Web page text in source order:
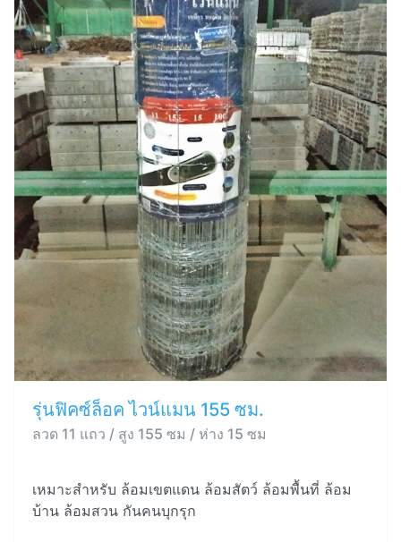
รุ่นฟิคซ์ล็อค ไวน์แมน 155 ซม.
ลวด 11 แถว / สูง 155 ซม / ห่าง 15 ซม
เหมาะสำหรับ ล้อมเขตแดน ล้อมสัตว์ ล้อมพื้นที่ ล้อม
บ้าน ล้อมสวน กันคนบุกรุก